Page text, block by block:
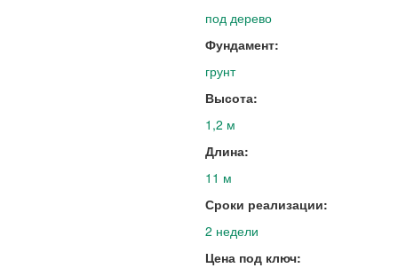
под дерево
Фундамент:
грунт
Высота:
1,2 м
Длина:
11 м
Сроки реализации:
2 недели
Цена под ключ: